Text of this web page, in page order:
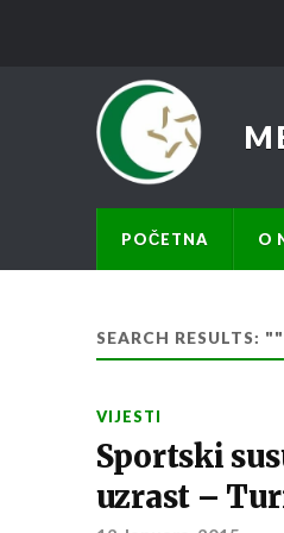
POČETNA O
SEARCH RESULTS: ""
VIJESTI
Sportski
uzrast –